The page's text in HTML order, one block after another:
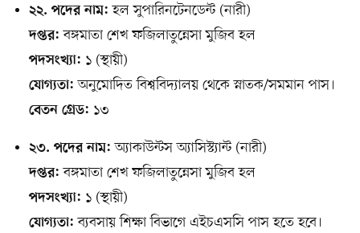
২২. পদের নাম: হল সুপারিনটেনডেন্ট (নারী)
দপ্তর: বঙ্গমাতা শেখ ফজিলাতুন্নেসা মুজিব হল
পদসংখ্যা: ১ (স্থায়ী)
যোগ্যতা: অনুমোদিত বিশ্ববিদ্যালয় থেকে স্নাতক/সমমান পাস।
বেতন গ্রেড: ১৩
২৩. পদের নাম: অ্যাকাউন্টস অ্যাসিস্ট্যান্ট (নারী)
দপ্তর: বঙ্গমাতা শেখ ফজিলাতুন্নেসা মুজিব হল
পদসংখ্যা: ১ (স্থায়ী)
যোগ্যতা: ব্যবসায় শিক্ষা বিভাগে এইচএসসি পাস হতে হবে।